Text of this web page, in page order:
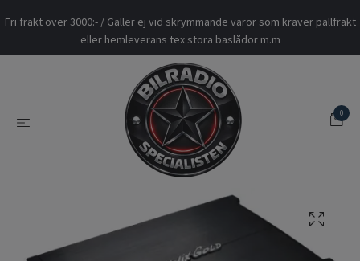
Fri frakt över 3000:- / Gäller ej vid skrymmande varor som kräver pallfrakt
eller hemleverans tex stora baslådor m.m
0